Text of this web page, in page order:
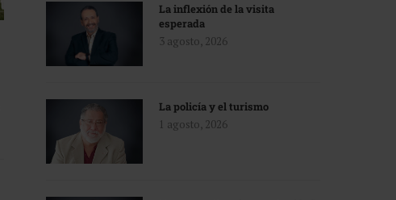
La inflexión de la visita
esperada
3 agosto, 2026
La policía y el turismo
1 agosto, 2026